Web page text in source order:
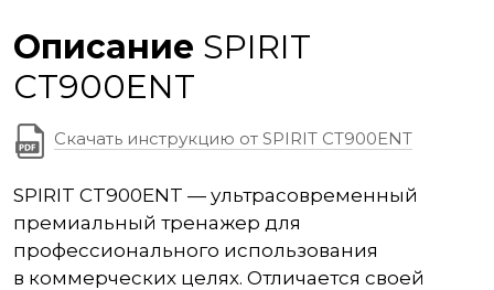
Описание SPIRIT
CT900ENT
Скачать инструкцию от SPIRIT CT900ENT
SPIRIT CT900ENT — ультрасовременный
премиальный тренажер для
профессионального использования
в коммерческих целях. Отличается своей